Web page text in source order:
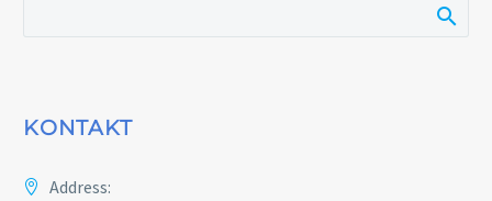
KONTAKT
Address: